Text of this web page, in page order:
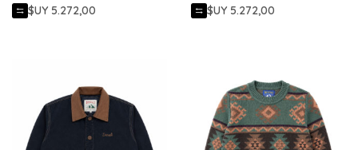
$UY 5.272,00
$UY 5.272,00